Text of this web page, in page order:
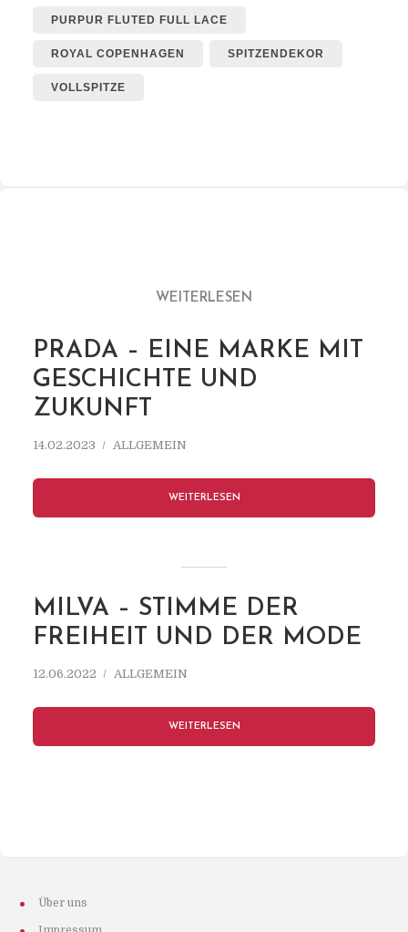
PURPUR FLUTED FULL LACE
ROYAL COPENHAGEN SPITZENDEKOR
VOLLSPITZE
WEITERLESEN
PRADA – EINE MARKE MIT
GESCHICHTE UND
ZUKUNFT
14.02.2023 ALLGEMEIN
WEITERLESEN
MILVA – STIMME DER
FREIHEIT UND DER MODE
12.06.2022 ALLGEMEIN
WEITERLESEN
Über uns